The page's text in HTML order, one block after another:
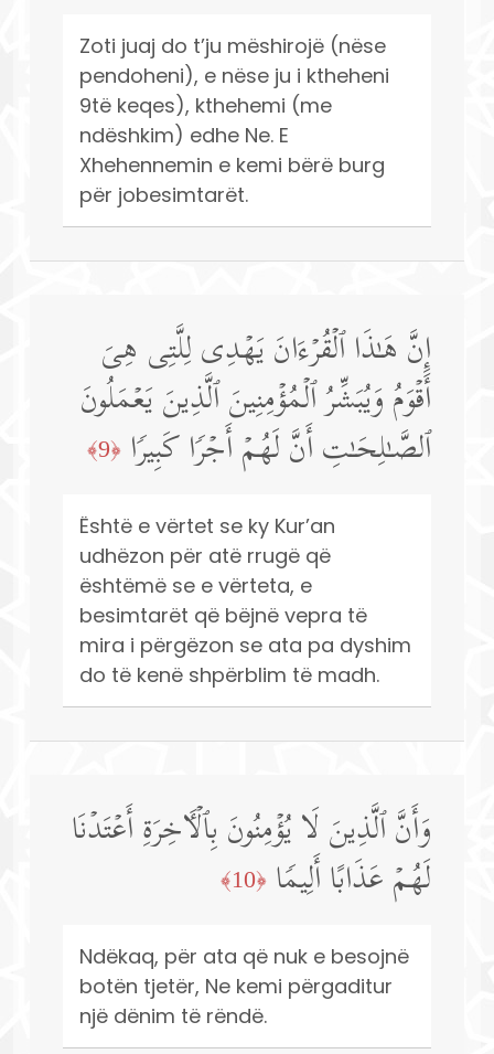
Zoti juaj do t’ju mëshirojë (nëse
pendoheni), e nëse ju i ktheheni
9të keqes), kthehemi (me
ndëshkim) edhe Ne. E
Xhehennemin e kemi bërë burg
për jobesimtarët.
إِنَّ هَـٰذَا ٱلۡقُرۡءَانَ یَهۡدِی لِلَّتِی هِیَ
أَقۡوَمُ وَیُبَشِّرُ ٱلۡمُؤۡمِنِینَ ٱلَّذِینَ یَعۡمَلُونَ
ٱلصَّـٰلِحَـٰتِ أَنَّ لَهُمۡ أَجۡرࣰا كَبِیرࣰا ﴿9﴾
Është e vërtet se ky Kur’an
udhëzon për atë rrugë që
ështëmë se e vërteta, e
besimtarët që bëjnë vepra të
mira i përgëzon se ata pa dyshim
do të kenë shpërblim të madh.
وَأَنَّ ٱلَّذِینَ لَا یُؤۡمِنُونَ بِٱلۡـَٔاخِرَةِ أَعۡتَدۡنَا
لَهُمۡ عَذَابًا أَلِیمࣰا ﴿10﴾
Ndëkaq, për ata që nuk e besojnë
botën tjetër, Ne kemi përgaditur
një dënim të rëndë.